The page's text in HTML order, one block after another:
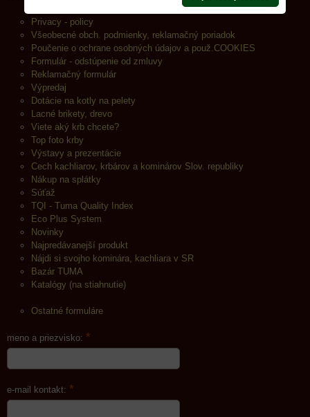
Privacy - policy
Všeobecné obch. podmienky, reklamačný poriadok
Poučenie o ochrane osobných údajov a použ.COOKIES
Formulár - odstúpenie od zmluvy
Reklamačný formulár
Výpredaj
Dotácie na kotly na pelety
Lacné brikety, drevo
Viete aký krb chcete?
Top foto krby
Výstavy a prezentácie
Cech kachliarov, krbárov a kominárov Slov. republiky
Nákup na splátky
Súťaž
TQI - Tuma Quality Index
Eco Plus System
Novinky
Najpredávanejší produkt
Nájdi si svojho kominára, kachliara v SR
Bazár TUMA
Katalógy (na stiahnutie)
Ostatné formuláre
meno a priezvisko: *
e-mail kontakt: *